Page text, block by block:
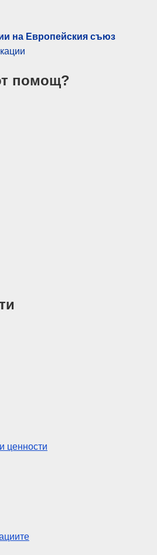
на Европейския съюз
помощ?
ценности